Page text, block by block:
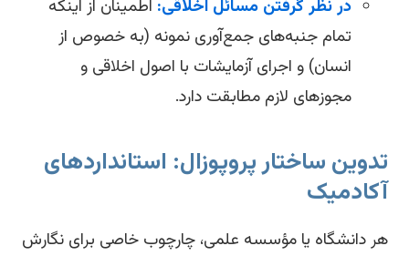
در نظر گرفتن مسائل اخلاقی:اطمینان از اینکه
تمام جنبه‌های جمع‌آوری نمونه (به خصوص از
انسان) و اجرای آزمایشات با اصول اخلاقی و
مجوزهای لازم مطابقت دارد.
ساختار پروپوزال: استانداردهای
دانشگاه یا مؤسسه علمی، چارچوب خاصی برای نگارش